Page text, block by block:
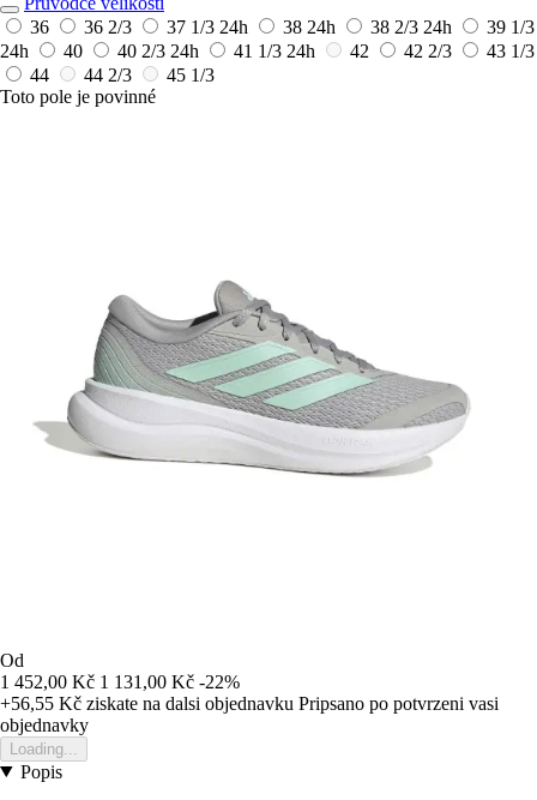
36
36 2/3 37 1/3 24h 38 24h 38 2/3 24h
39 1/3
24h
40 40 2/3 24h 41 1/3 24h 42 42 2/3
43 1/3
44
44 2/3
45 1/3
Toto pole je povinné
Od
1 452,00 Kč 1 131,00 Kč -22%
+56,55 Kč ziskate na dalsi objednavku Pripsano po potvrzeni vasi
objednavky
Loading...
Popis